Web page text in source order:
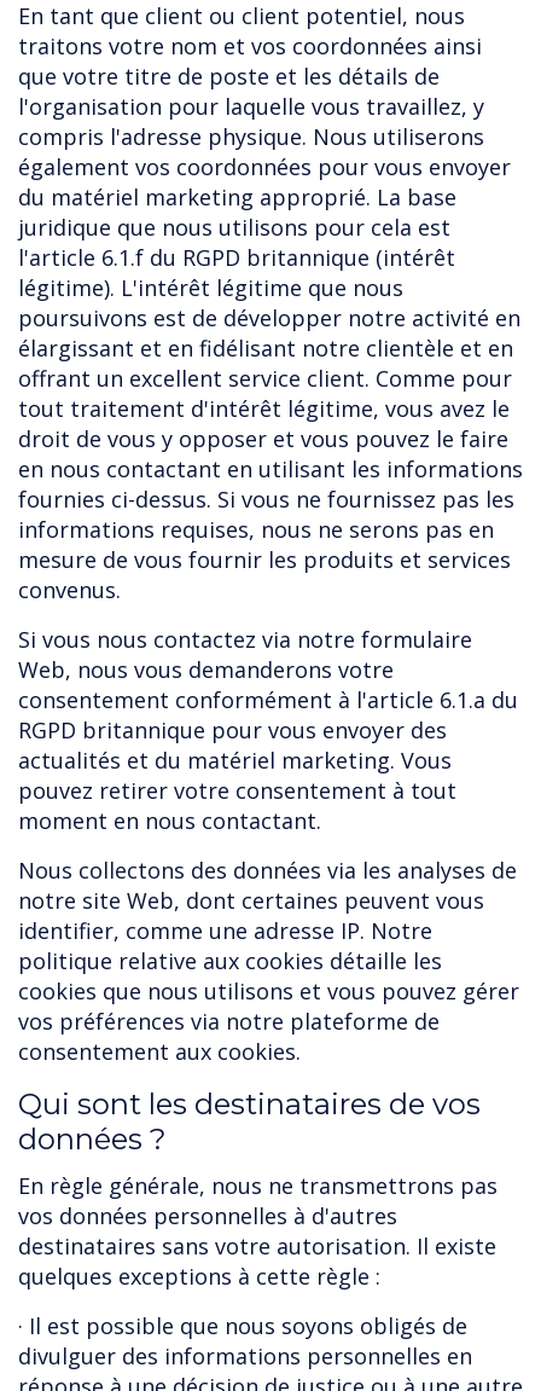
En tant que client ou client potentiel, nous
traitons votre nom et vos coordonnées ainsi
que votre titre de poste et les détails de
l'organisation pour laquelle vous travaillez, y
compris l'adresse physique. Nous utiliserons
également vos coordonnées pour vous envoyer
du matériel marketing approprié. La base
juridique que nous utilisons pour cela est
l'article 6.1.f du RGPD britannique (intérêt
légitime). L'intérêt légitime que nous
poursuivons est de développer notre activité en
élargissant et en fidélisant notre clientèle et en
offrant un excellent service client. Comme pour
tout traitement d'intérêt légitime, vous avez le
droit de vous y opposer et vous pouvez le faire
en nous contactant en utilisant les informations
fournies ci-dessus. Si vous ne fournissez pas les
informations requises, nous ne serons pas en
mesure de vous fournir les produits et services
convenus.
Si vous nous contactez via notre formulaire
Web, nous vous demanderons votre
consentement conformément à l'article 6.1.a du
RGPD britannique pour vous envoyer des
actualités et du matériel marketing. Vous
pouvez retirer votre consentement à tout
moment en nous contactant.
Nous collectons des données via les analyses de
notre site Web, dont certaines peuvent vous
identifier, comme une adresse IP. Notre
politique relative aux cookies détaille les
cookies que nous utilisons et vous pouvez gérer
vos préférences via notre plateforme de
consentement aux cookies.
Qui sont les destinataires de vos
données ?
En règle générale, nous ne transmettrons pas
vos données personnelles à d'autres
destinataires sans votre autorisation. Il existe
quelques exceptions à cette règle :
· Il est possible que nous soyons obligés de
divulguer des informations personnelles en